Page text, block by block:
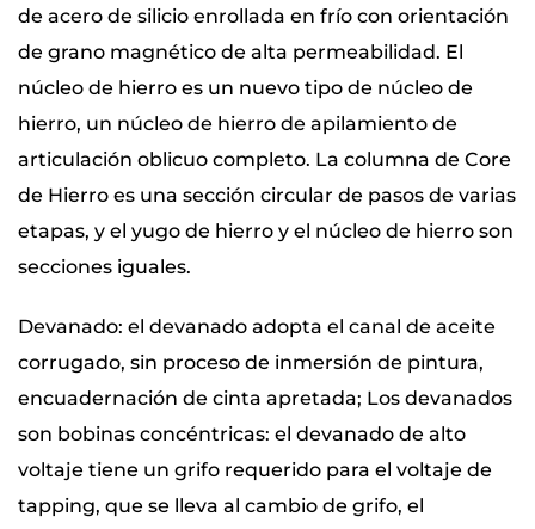
de acero de silicio enrollada en frío con orientación
de grano magnético de alta permeabilidad. El
núcleo de hierro es un nuevo tipo de núcleo de
hierro, un núcleo de hierro de apilamiento de
articulación oblicuo completo. La columna de Core
de Hierro es una sección circular de pasos de varias
etapas, y el yugo de hierro y el núcleo de hierro son
secciones iguales.
Devanado: el devanado adopta el canal de aceite
corrugado, sin proceso de inmersión de pintura,
encuadernación de cinta apretada; Los devanados
son bobinas concéntricas: el devanado de alto
voltaje tiene un grifo requerido para el voltaje de
tapping, que se lleva al cambio de grifo, el